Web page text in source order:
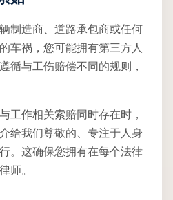
制造商、道路承包商或任何
车祸，您可能拥有第三方人
循与工伤赔偿不同的规则，
工作相关索赔同时存在时，
给我们尊敬的、专注于人身
。这确保您拥有在每个法律
师。